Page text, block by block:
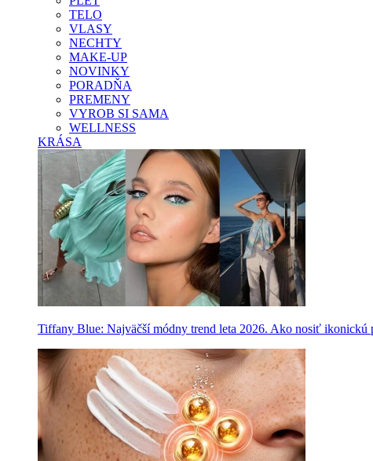
TELO
VLASY
NECHTY
MAKE-UP
NOVINKY
PORADŇA
PREMENY
VYROB SI SAMA
WELLNESS
KRÁSA
Tiffany Blue: Najväčší módny trend leta 2026. Ako nosiť ikonickú